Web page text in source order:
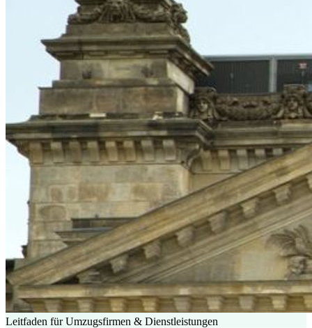
Leitfaden für Umzugsfirmen & Dienstleistungen